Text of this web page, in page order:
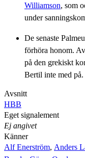
Williamson, som
under
De senaste
förhöra honom.
på den grekiskt
Bertil inte med på.
Avsnitt
HBB
Eget signalement
Ej angivet
Känner
Alf Enerström, Anders